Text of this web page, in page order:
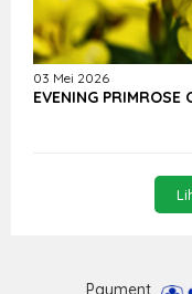
03 Mei 2026
EVENING PRIMROSE
Payment